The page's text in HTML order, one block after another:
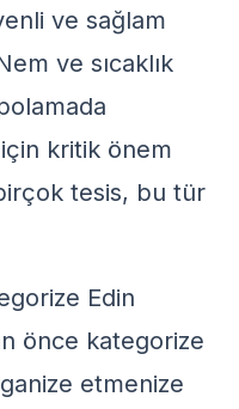
ve sağlam
ve sıcaklık
için kritik önem
tesis, bu tür
Edin
önce kategorize
etmenize